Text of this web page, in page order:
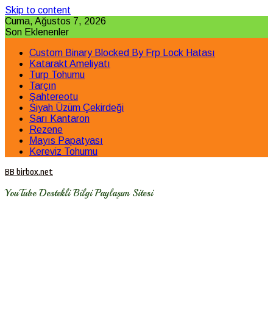
Skip to content
Cuma, Ağustos 7, 2026
Son Eklenenler
Custom Binary Blocked By Frp Lock Hatası
Katarakt Ameliyatı
Turp Tohumu
Tarçın
Şahtereotu
Siyah Üzüm Çekirdeği
Sarı Kantaron
Rezene
Mayıs Papatyası
Kereviz Tohumu
BB birbox.net
YouTube Destekli Bilgi Paylaşım Sitesi